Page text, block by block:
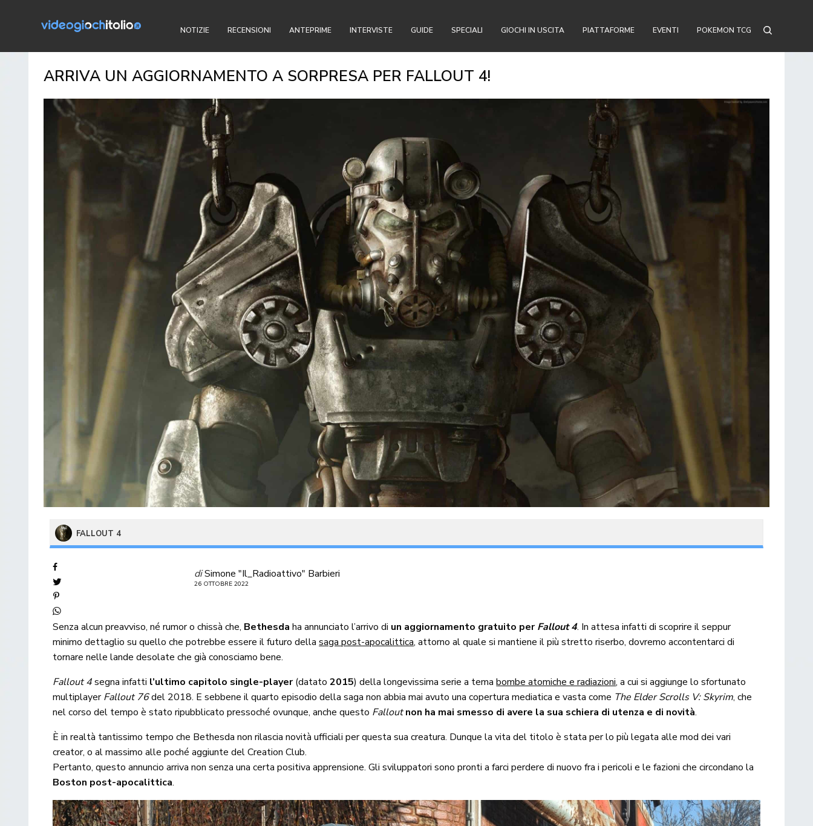
NOTIZIE RECENSIONI ANTEPRIME INTERVISTE GUIDE SPECIALI GIOCHI IN USCITA PIATTAFORME EVENTI POKEMON TCG
ARRIVA UN AGGIORNAMENTO A SORPRESA PER FALLOUT 4!
FALLOUT 4
diSimone "Il_Radioattivo" Barbieri
26 OTTOBRE 2022
Senza alcun preavviso, né rumor o chissà che, Bethesda ha annunciato l’arrivo di un aggiornamento gratuito perFallout 4. In attesa infatti di scoprire il seppur
minimo dettaglio su quello che potrebbe essere il futuro dellasaga post-apocalittica, attorno al quale si mantiene il più stretto riserbo, dovremo accontentarci di
tornare nelle lande desolate che già conosciamo bene.
Fallout 4segna infatti l’ultimo capitolo single-player(datato2015) della longevissima serie a temabombe atomiche e radiazioni, a cui si aggiunge lo sfortunato
multiplayerFallout 76del 2018. E sebbene il quarto episodio della saga non abbia mai avuto una copertura mediatica e vasta come The Elder Scrolls V: Skyrim, che
nel corso del tempo è stato ripubblicato pressoché ovunque, anche questo Fallout non ha mai smesso di avere la sua schiera di utenza e di novità.
È in realtà tantissimo tempo che Bethesda non rilascia novità ufficiali per questa sua creatura. Dunque la vita del titolo è stata per lo più legata alle mod dei vari
creator, o al massimo alle poché aggiunte del Creation Club.
Pertanto, questo annuncio arriva non senza una certa positiva apprensione. Gli sviluppatori sono pronti a farci perdere di nuovo fra i pericoli e le fazioni che circondano la
Boston post-apocalittica.